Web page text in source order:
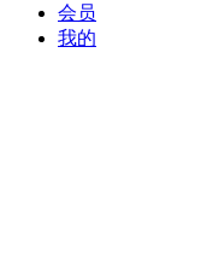
会员
我的